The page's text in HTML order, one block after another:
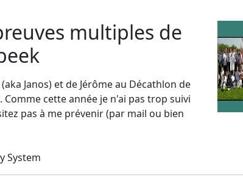
multiples de
Janos) et de Jérôme au Décathlon de
cette année je n'ai pas trop suivi
pas à me prévenir (par mail ou bien
System